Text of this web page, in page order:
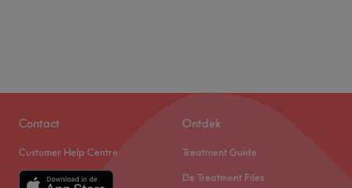
Contact
Customer Help Centre
Ontdek
Treatment Guide
De Treatment Files